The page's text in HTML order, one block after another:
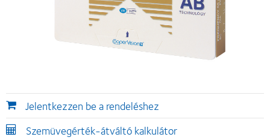
Jelentkezzen be a rendeléshez
Szemüvegérték-átváltó kalkulátor